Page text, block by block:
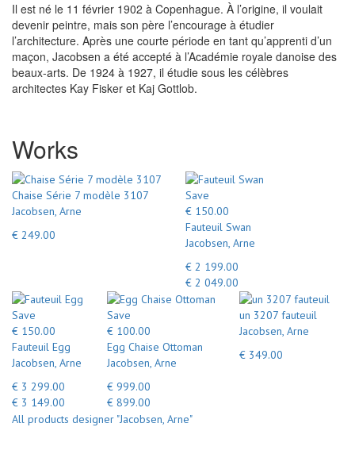
Il est né le 11 février 1902 à Copenhague. À l’origine, il voulait
devenir peintre, mais son père l’encourage à étudier
l’architecture. Après une courte période en tant qu’apprenti d’un
maçon, Jacobsen a été accepté à l’Académie royale danoise des
beaux-arts. De 1924 à 1927, il étudie sous les célèbres
architectes Kay Fisker et Kaj Gottlob.
Works
Chaise Série 7 modèle 3107
Jacobsen, Arne
€ 249.00
Save
€ 150.00
Fauteuil Swan
Jacobsen, Arne
€ 2 199.00
€ 2 049.00
Save
€ 150.00
Fauteuil Egg
Jacobsen, Arne
€ 3 299.00
€ 3 149.00
Save
€ 100.00
Egg Chaise Ottoman
Jacobsen, Arne
€ 999.00
€ 899.00
un 3207 fauteuil
Jacobsen, Arne
€ 349.00
All products designer "Jacobsen, Arne"